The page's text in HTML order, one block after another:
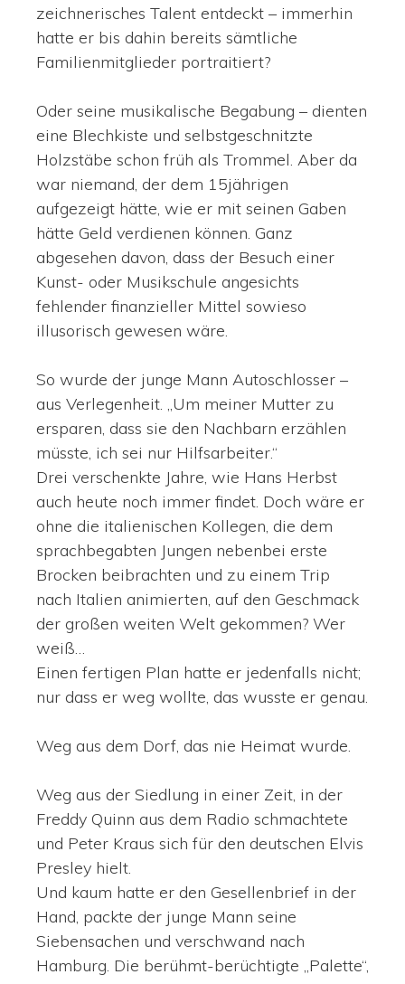
zeichnerisches Talent entdeckt – immerhin
hatte er bis dahin bereits sämtliche
Familienmitglieder portraitiert?
Oder seine musikalische Begabung – dienten
eine Blechkiste und selbstgeschnitzte
Holzstäbe schon früh als Trommel. Aber da
war niemand, der dem 15jährigen
aufgezeigt hätte, wie er mit seinen Gaben
hätte Geld verdienen können. Ganz
abgesehen davon, dass der Besuch einer
Kunst- oder Musikschule angesichts
fehlender finanzieller Mittel sowieso
illusorisch gewesen wäre.
So wurde der junge Mann Autoschlosser –
aus Verlegenheit. „Um meiner Mutter zu
ersparen, dass sie den Nachbarn erzählen
müsste, ich sei nur Hilfsarbeiter.“
Drei verschenkte Jahre, wie Hans Herbst
auch heute noch immer findet. Doch wäre er
ohne die italienischen Kollegen, die dem
sprachbegabten Jungen nebenbei erste
Brocken beibrachten und zu einem Trip
nach Italien animierten, auf den Geschmack
der großen weiten Welt gekommen? Wer
weiß…
Einen fertigen Plan hatte er jedenfalls nicht;
nur dass er weg wollte, das wusste er genau.
Weg aus dem Dorf, das nie Heimat wurde.
Weg aus der Siedlung in einer Zeit, in der
Freddy Quinn aus dem Radio schmachtete
und Peter Kraus sich für den deutschen Elvis
Presley hielt.
Und kaum hatte er den Gesellenbrief in der
Hand, packte der junge Mann seine
Siebensachen und verschwand nach
Hamburg. Die berühmt-berüchtigte „Palette“,